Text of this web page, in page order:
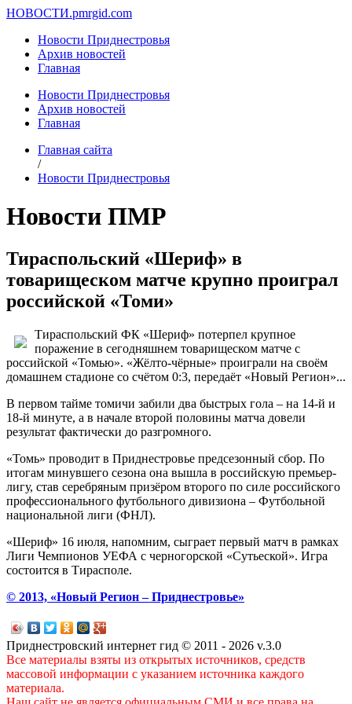
НОВОСТИ.pmrgid.com
Новости Приднестровья
Архив новостей
Главная
Новости Приднестровья
Архив новостей
Главная
Главная сайта
/
Новости Приднестровья
Новости ПМР
Тираспольский «Шериф» в
товарищеском матче крупно проиграл
российской «Томи»
Тираспольский ФК «Шериф» потерпел крупное
поражение в сегодняшнем товарищеском матче с
российской «Томью». «Жёлто-чёрные» проиграли на своём
домашнем стадионе со счётом 0:3, передаёт «Новый Регион»...
В первом тайме томичи забили два быстрых гола – на 14-й и
18-й минуте, а в начале второй половины матча довели
результат фактически до разгромного.
«Томь» проводит в Приднестровье предсезонный сбор. По
итогам минувшего сезона она вышла в российскую премьер-
лигу, став серебряным призёром второго по силе российского
профессионального футбольного дивизиона – Футбольной
национальной лиги (ФНЛ).
«Шериф» 16 июля, напомним, сыграет первый матч в рамках
Лиги Чемпионов УЕФА с черногорской «Сутьеской». Игра
состоится в Тирасполе.
© 2013, «Новый Регион – Приднестровье»
Приднестровский интернет гид © 2011 - 2026 v.3.0
Все материалы взяты из открытых источников, средств
массовой информации с указанием источника каждого
материала.